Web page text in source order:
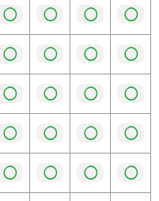
◯ ◯ ◯ ◯
◯ ◯ ◯ ◯
◯ ◯ ◯ ◯
◯ ◯ ◯ ◯
◯ ◯ ◯ ◯